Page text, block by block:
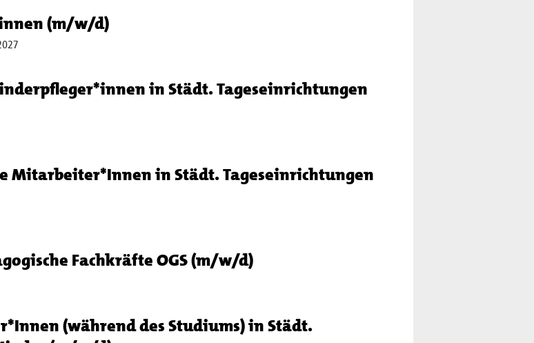
(m/w/d)
in Städt. Tages­einrich­tungen
Mitarbeiter*Innen in Städt. Tageseinrichtungen
Fachkräfte OGS (m/w/d)
(während des Studiums) in Städt.